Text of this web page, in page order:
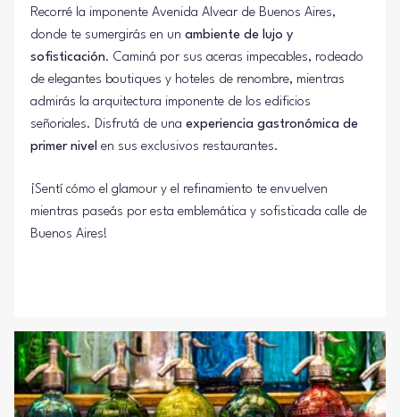
Recorré la imponente Avenida Alvear de Buenos Aires,
donde te sumergirás en un ambiente de lujo y
sofisticación. Caminá por sus aceras impecables, rodeado
de elegantes boutiques y hoteles de renombre, mientras
admirás la arquitectura imponente de los edificios
señoriales. Disfrutá de una experiencia gastronómica de
primer nivel en sus exclusivos restaurantes.
¡Sentí cómo el glamour y el refinamiento te envuelven
mientras paseás por esta emblemática y sofisticada calle de
Buenos Aires!